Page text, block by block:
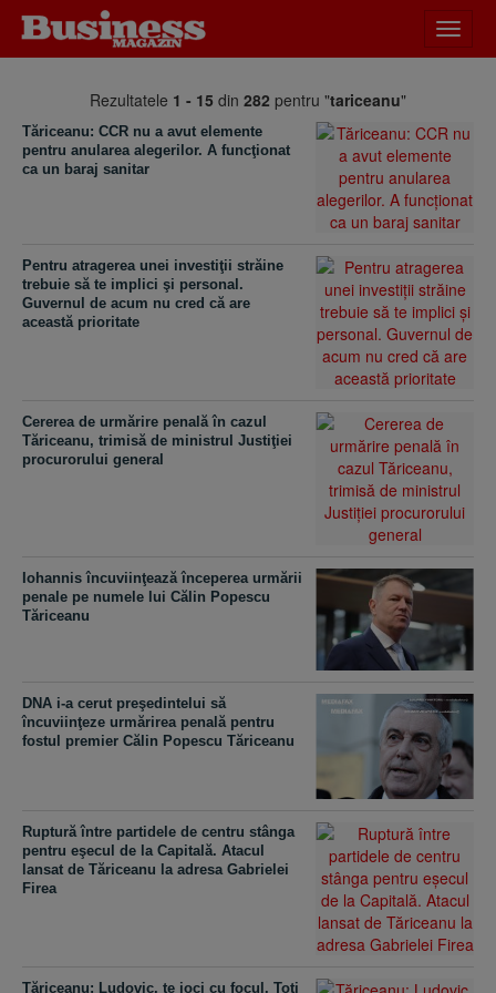
meniu
Rezultatele 1 - 15 din 282 pentru "tariceanu"
Tăriceanu: CCR nu a avut elemente
pentru anularea alegerilor. A funcţionat
ca un baraj sanitar
Pentru atragerea unei investiţii străine
trebuie să te implici şi personal.
Guvernul de acum nu cred că are
această prioritate
Cererea de urmărire penală în cazul
Tăriceanu, trimisă de ministrul Justiţiei
procurorului general
Iohannis încuviinţează începerea urmării
penale pe numele lui Călin Popescu
Tăriceanu
DNA i-a cerut preşedintelui să
încuviinţeze urmărirea penală pentru
fostul premier Călin Popescu Tăriceanu
Ruptură între partidele de centru stânga
pentru eşecul de la Capitală. Atacul
lansat de Tăriceanu la adresa Gabrielei
Firea
Tăriceanu: Ludovic, te joci cu focul. Toţi